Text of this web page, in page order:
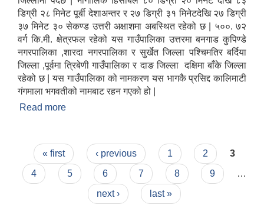
डिग्री २८ मिनेट पूर्बी देशाअन्तर र २७ डिग्री ३१ मिनेटदेखि २७ डिग्री
३७ मिनेट ३० सेकण्ड उत्तरी अक्षाशमा अबस्थित रहेको छ | ५००. ७२
वर्ग कि.मी. क्षेत्रफल रहेको यस गाउँपालिका उत्तरमा बनगाड कुपिण्डे
नगरपालिका ,शारदा नगरपालिका र सुर्खेत जिल्ला पश्चिमतिर बर्दिया
जिल्ला ,पूर्वमा त्रिबेणी गाउँपालिका र दाङ जिल्ला दक्षिमा बाँके जिल्ला
रहेको छ | यस गाउँपालिका को नामकरण यस भागकै प्रसिद्द कालिमाटी
गंगमाला भगवतीको नामबाट रहन गएको हो |
Read more
Pages
« first ‹ previous 1 2
3
4
5 6 7 8 9
…
next ›
last »